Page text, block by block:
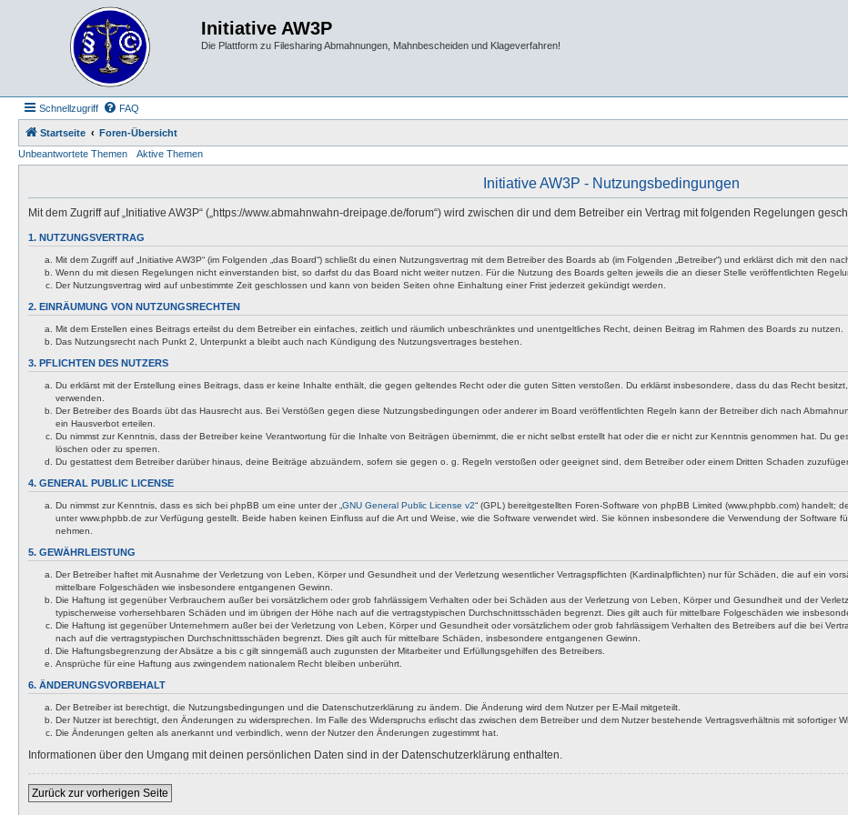
Initiative AW3P
Die Plattform zu Filesharing Abmahnungen, Mahnbescheiden und Klageverfahren!
Schnellzugriff FAQ
Startseite
Foren-Übersicht
Unbeantwortete Themen
Aktive Themen
Initiative AW3P - Nutzungsbedingungen
Mit dem Zugriff auf „Initiative AW3P“ („https://www.abmahnwahn-dreipage.de/forum“) wird zwischen dir und dem Betreiber ein Vertrag mit folgenden Regelungen
1. NUTZUNGSVERTRAG
Mit dem Zugriff auf „Initiative AW3P“ (im Folgenden „das Board“) schließt du einen Nutzungsvertrag mit dem Betreiber des Boards ab (im Folgenden „Betreiber“) und erklärst dich mit den
Wenn du mit diesen Regelungen nicht einverstanden bist, so darfst du das Board nicht weiter nutzen. Für die Nutzung des Boards gelten jeweils die an dieser Stelle veröffentlichten
Der Nutzungsvertrag wird auf unbestimmte Zeit geschlossen und kann von beiden Seiten ohne Einhaltung einer Frist jederzeit gekündigt werden.
2. EINRÄUMUNG VON NUTZUNGSRECHTEN
Mit dem Erstellen eines Beitrags erteilst du dem Betreiber ein einfaches, zeitlich und räumlich unbeschränktes und unentgeltliches Recht, deinen Beitrag im Rahmen des Boards zu nutzen.
Das Nutzungsrecht nach Punkt 2, Unterpunkt a bleibt auch nach Kündigung des Nutzungsvertrages bestehen.
3. PFLICHTEN DES NUTZERS
Du erklärst mit der Erstellung eines Beitrags, dass er keine Inhalte enthält, die gegen geltendes Recht oder die guten Sitten verstoßen. Du erklärst insbesondere, dass du das Recht
verwenden.
Der Betreiber des Boards übt das Hausrecht aus. Bei Verstößen gegen diese Nutzungsbedingungen oder anderer im Board veröffentlichten Regeln kann der Betreiber dich nach
ein Hausverbot erteilen.
Du nimmst zur Kenntnis, dass der Betreiber keine Verantwortung für die Inhalte von Beiträgen übernimmt, die er nicht selbst erstellt hat oder die er nicht zur Kenntnis genommen hat. Du
löschen oder zu sperren.
Du gestattest dem Betreiber darüber hinaus, deine Beiträge abzuändern, sofern sie gegen o. g. Regeln verstoßen oder geeignet sind, dem Betreiber oder einem Dritten Schaden
4. GENERAL PUBLIC LICENSE
Du nimmst zur Kenntnis, dass es sich bei phpBB um eine unter der „ GNU General Public License v2“ (GPL) bereitgestellten Foren-Software von phpBB Limited (www.phpbb.com) handelt;
unter www.phpbb.de zur Verfügung gestellt. Beide haben keinen Einfluss auf die Art und Weise, wie die Software verwendet wird. Sie können insbesondere die Verwendung der Software
nehmen.
5. GEWÄHRLEISTUNG
Der Betreiber haftet mit Ausnahme der Verletzung von Leben, Körper und Gesundheit und der Verletzung wesentlicher Vertragspflichten (Kardinalpflichten) nur für Schäden, die auf ein
mittelbare Folgeschäden wie insbesondere entgangenen Gewinn.
Die Haftung ist gegenüber Verbrauchern außer bei vorsätzlichem oder grob fahrlässigem Verhalten oder bei Schäden aus der Verletzung von Leben, Körper und Gesundheit und der
typischerweise vorhersehbaren Schäden und im übrigen der Höhe nach auf die vertragstypischen Durchschnittsschäden begrenzt. Dies gilt auch für mittelbare Folgeschäden wie
Die Haftung ist gegenüber Unternehmern außer bei der Verletzung von Leben, Körper und Gesundheit oder vorsätzlichem oder grob fahrlässigem Verhalten des Betreibers auf die bei
nach auf die vertragstypischen Durchschnittsschäden begrenzt. Dies gilt auch für mittelbare Schäden, insbesondere entgangenen Gewinn.
Die Haftungsbegrenzung der Absätze a bis c gilt sinngemäß auch zugunsten der Mitarbeiter und Erfüllungsgehilfen des Betreibers.
Ansprüche für eine Haftung aus zwingendem nationalem Recht bleiben unberührt.
6. ÄNDERUNGSVORBEHALT
Der Betreiber ist berechtigt, die Nutzungsbedingungen und die Datenschutzerklärung zu ändern. Die Änderung wird dem Nutzer per E-Mail mitgeteilt.
Der Nutzer ist berechtigt, den Änderungen zu widersprechen. Im Falle des Widerspruchs erlischt das zwischen dem Betreiber und dem Nutzer bestehende Vertragsverhältnis mit sofortiger
Die Änderungen gelten als anerkannt und verbindlich, wenn der Nutzer den Änderungen zugestimmt hat.
Informationen über den Umgang mit deinen persönlichen Daten sind in der Datenschutzerklärung enthalten.
Zurück zur vorherigen Seite